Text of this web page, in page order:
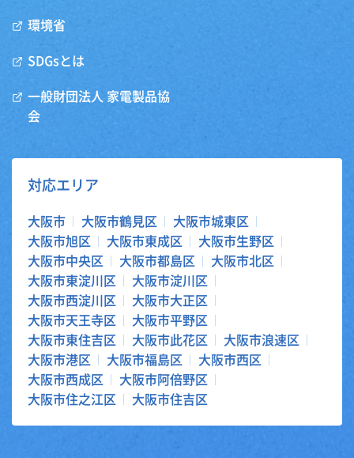
環境省
SDGsとは
一般財団法人 家電製品協
会
対応エリア
大阪市 大阪市鶴見区
大阪市城東区
大阪市旭区
大阪市東成区
大阪市生野区
大阪市中央区
大阪市都島区
大阪市北区
大阪市東淀川区
大阪市淀川区
大阪市西淀川区
大阪市大正区
大阪市天王寺区
大阪市平野区
大阪市東住吉区
大阪市此花区
大阪市浪速区
大阪市港区
大阪市福島区
大阪市西区
大阪市西成区
大阪市阿倍野区
大阪市住之江区
大阪市住吉区